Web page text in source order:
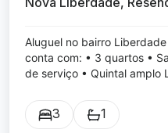
Aluguel no bairro
conta com: • 3 quartos •
de serviço • Quintal amplo
3 1